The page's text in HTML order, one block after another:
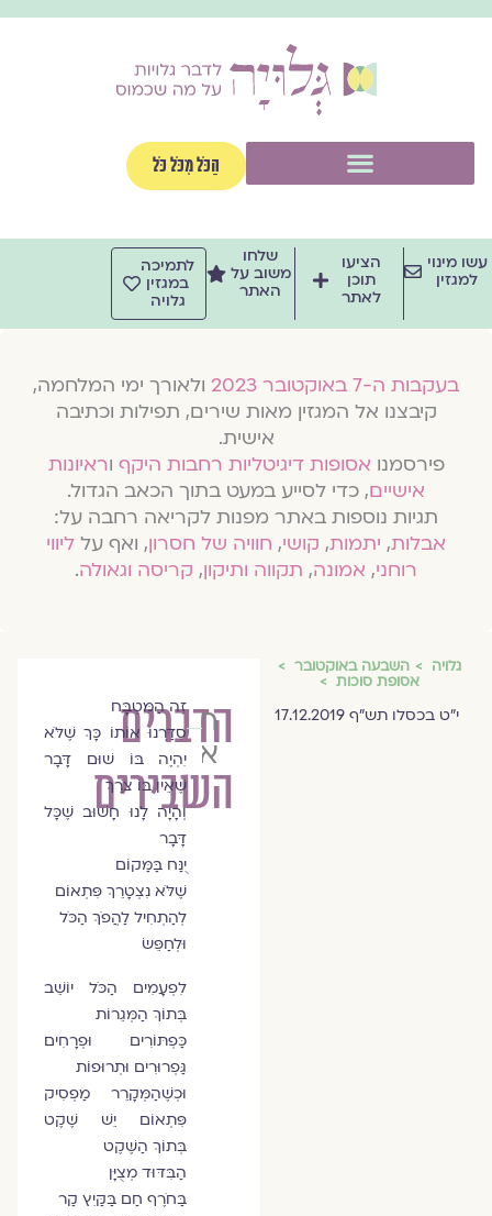
הַכֹּל מִכֹּל כֹּל
מינוי
למגזין
הציעו
תוכן
לאתר
שלחו
משוב על
האתר
לתמיכה
במגזין
גלויה
בעקבות ה-7 באוקטובר 2023
ולאורך ימי המלחמה,
קיבצנו אל המגזין מאות שירים, תפילות וכתיבה
אישית.
פירסמנואסופות דיגיטליות רחבות היקףוראיונות
אישיים, כדי לסייע במעט בתוך הכאב הגדול.
תגיות נוספות באתר מפנות לקריאה רחבה על:
אבלות,יתמות,קושי,חוויה של חסרון, ואף עלליווי
רוחני,אמונה,תקווה ותיקון,קריסה וגאולה.
גלויה השבעה באוקטובר
אסופת סוכות
י"ט בכסלו תש"ף 17.12.2019
הדברים
השבירים
רוני
אלדד
זֶה הַמִּטְבָּח
סִדַּרְנוּ אוֹתוֹ כָּךְ שֶׁלֹּא
יִהְיֶה בּוֹ שׁוּם דָּבָר
שֶׁאֵין בּוֹ צֹרֶךְ
וְהָיָה לָנוּ חָשׁוּב שֶׁכָּל
דָּבָר
יֻנַּח בַּּמַּקוֹם
שֶׁלֹּא נִצְטָרֵךְ פִּתְאוֹם
לְהַתְחִיל לַהֲפֹךְ הַכֹּל
וּלְחַפֵּשׂ
לִפְעָמִים הַכֹּל יוֹשֵׁב
בְּתוֹךְ הַמְּגֵרוֹת
כַּפְתּוֹרִים וּפְרָחִים
גַּפְרוּרִים וּתְרוּפוֹת
וּכְשֶׁהַמְּקָרֵר מַפְסִיק
פִּתְאוֹם יֵשׁ שֶׁקֶט
בְּתוֹךְ הַשֶּׁקֶט
הַבִּדּוּד מְצֻיָּן
בַּחֹרֶף חַם בַּקַּיִץ קַר